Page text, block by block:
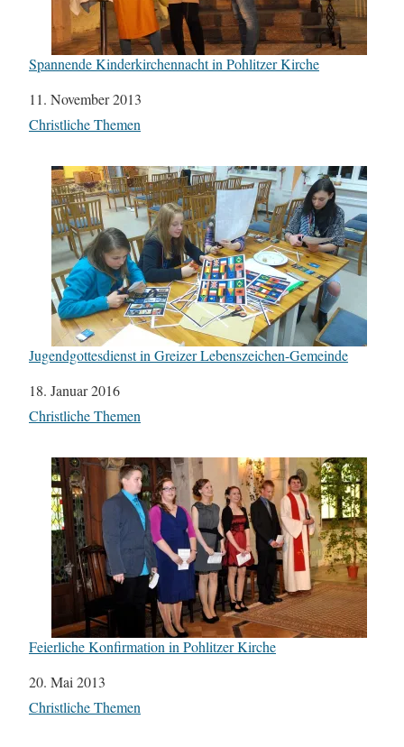
Spannende Kinderkirchennacht in Pohlitzer Kirche
Datum
11. November 2013
In Bezug auf
Christliche Themen
Jugendgottesdienst in Greizer Lebenszeichen-Gemeinde
Datum
18. Januar 2016
In Bezug auf
Christliche Themen
Feierliche Konfirmation in Pohlitzer Kirche
Datum
20. Mai 2013
In Bezug auf
Christliche Themen